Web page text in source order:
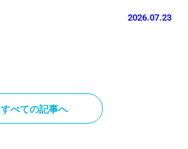
2026.07.23
すべての記事へ